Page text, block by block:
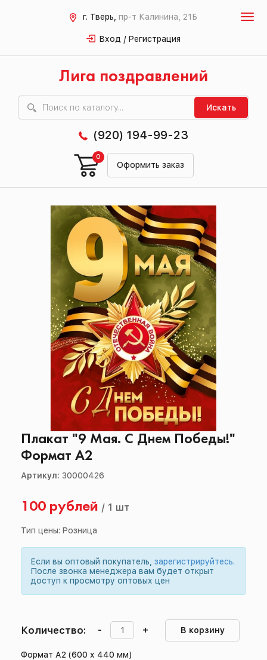
г. Тверь, пр-т Калинина, 21Б
Вход / Регистрация
Лига поздравлений
Искать
(920) 194-99-23
Оформить заказ
0
Плакат "9 Мая. С Днем Победы!"
Формат А2
Артикул: 30000426
100 рублей / 1 шт
Тип цены: Розница
Если вы оптовый покупатель, зарегистрируйтесь.
После звонка менеджера вам будет открыт
доступ к просмотру оптовых цен
Количество: - + В корзину
Формат А2 (600 х 440 мм)